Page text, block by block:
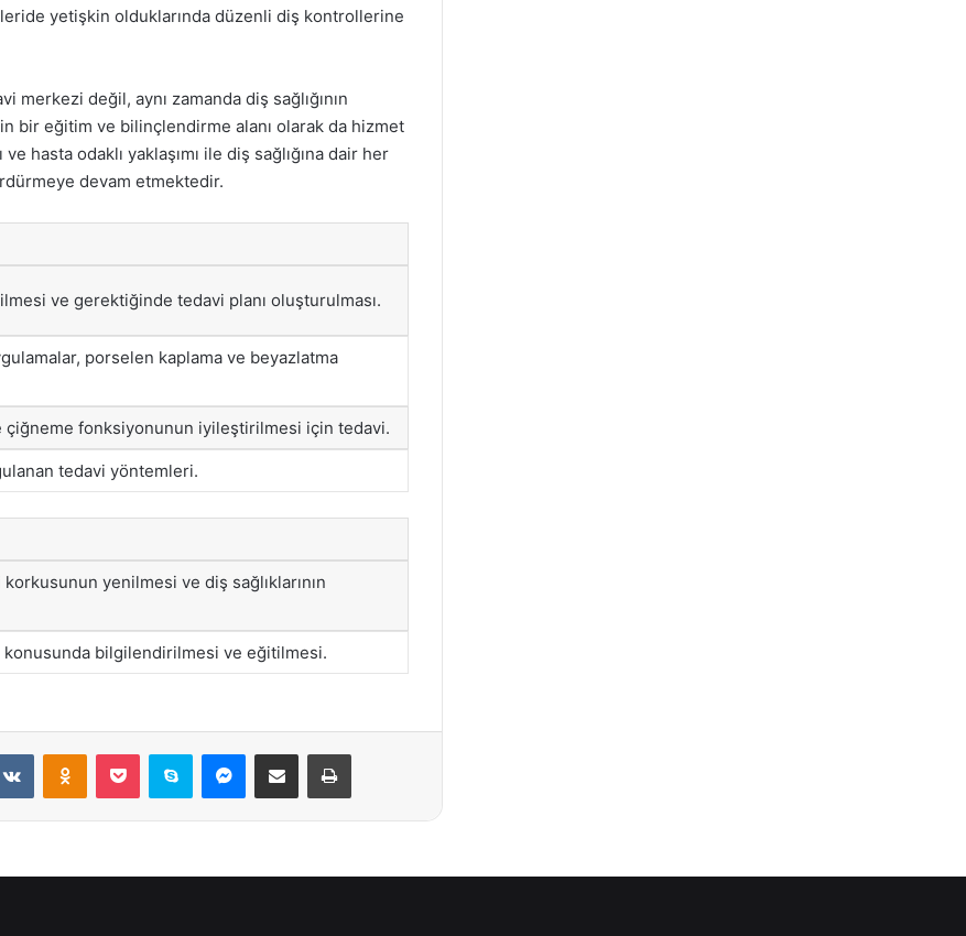
yetişkin olduklarında düzenli diş kontrollerine
merkezi değil, aynı zamanda diş sağlığının
bir eğitim ve bilinçlendirme alanı olarak da hizmet
hasta odaklı yaklaşımı ile diş sağlığına dair her
devam etmektedir.
ve gerektiğinde tedavi planı oluşturulması.
porselen kaplama ve beyazlatma
fonksiyonunun iyileştirilmesi için tedavi.
tedavi yöntemleri.
yenilmesi ve diş sağlıklarının
konusunda bilgilendirilmesi ve eğitilmesi.
VKontakteOdnoklassniki
Pocket Skype Messenger
E-Posta ile paylaş Yazdır